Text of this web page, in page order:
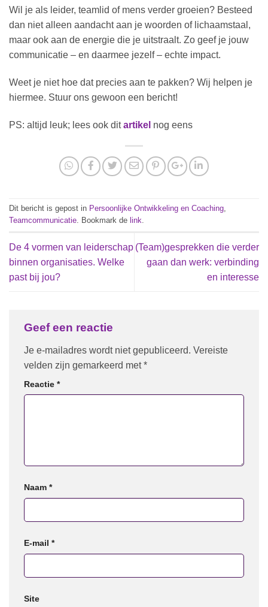
Wil je als leider, teamlid of mens verder groeien? Besteed
dan niet alleen aandacht aan je woorden of lichaamstaal,
maar ook aan de energie die je uitstraalt. Zo geef je jouw
communicatie – en daarmee jezelf – echte impact.
Weet je niet hoe dat precies aan te pakken? Wij helpen je
hiermee. Stuur ons gewoon een bericht!
PS: altijd leuk; lees ook ditartikel nog eens
Dit bericht is gepost in Persoonlijke Ontwikkeling en Coaching,
Teamcommunicatie. Bookmark de link.
De 4 vormen van leiderschap
binnen organisaties. Welke
past bij jou?
(Team)gesprekken die verder
gaan dan werk: verbinding
en interesse
Geef een reactie
Je e-mailadres wordt niet gepubliceerd. Vereiste
velden zijn gemarkeerd met*
Reactie *
Naam *
E-mail *
Site